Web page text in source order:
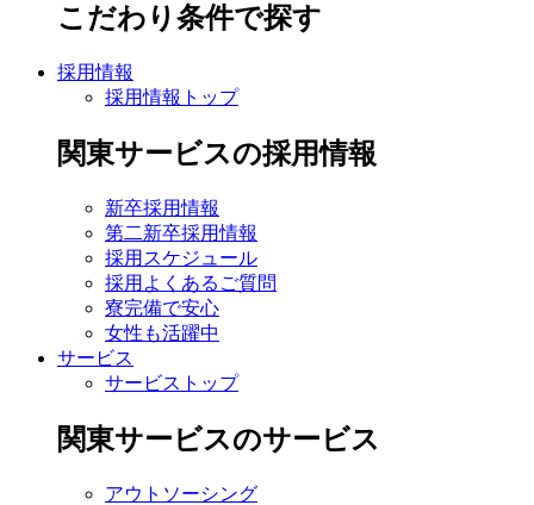
こだわり条件で探す
採用情報
採用情報トップ
関東サービスの採用情報
新卒採用情報
第二新卒採用情報
採用スケジュール
採用よくあるご質問
寮完備で安心
女性も活躍中
サービス
サービストップ
関東サービスのサービス
アウトソーシング